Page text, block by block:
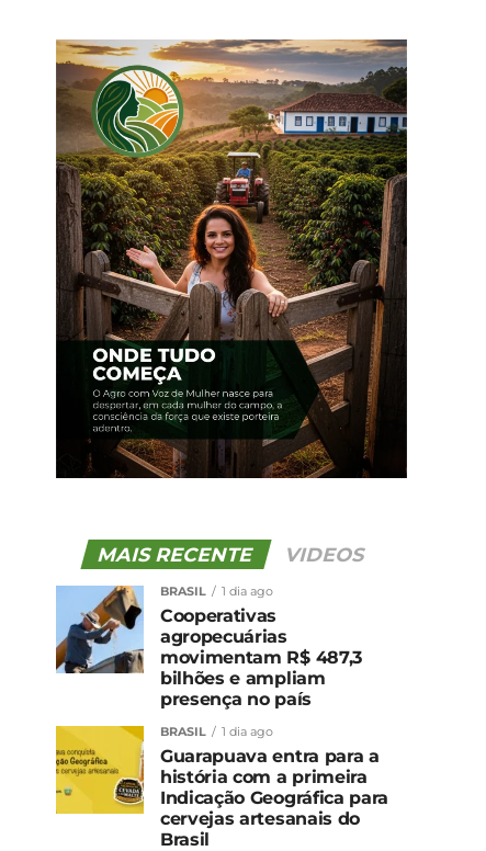
MAIS RECENTE VIDEOS
BRASIL 1 dia ago
Cooperativas
agropecuárias
movimentam R$ 487,3
bilhões e ampliam
presença no país
BRASIL 1 dia ago
Guarapuava entra para a
história com a primeira
Indicação Geográfica para
cervejas artesanais do
Brasil